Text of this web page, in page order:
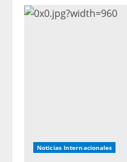
Noticias Internacionales